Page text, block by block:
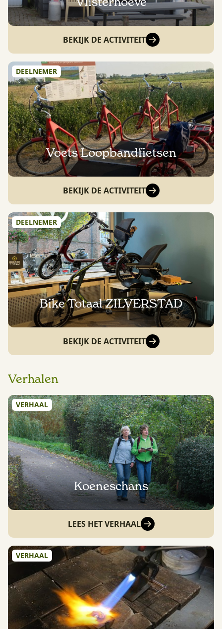
BEKIJK DE ACTIVITEIT
DEELNEMER
Voets Loopbandfietsen
BEKIJK DE ACTIVITEIT
DEELNEMER
Bike Totaal ZILVERSTAD
BEKIJK DE ACTIVITEIT
Verhalen
VERHAAL
Koeneschans
LEES HET VERHAAL
VERHAAL